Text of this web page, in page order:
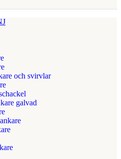
och svirvlar
galvad